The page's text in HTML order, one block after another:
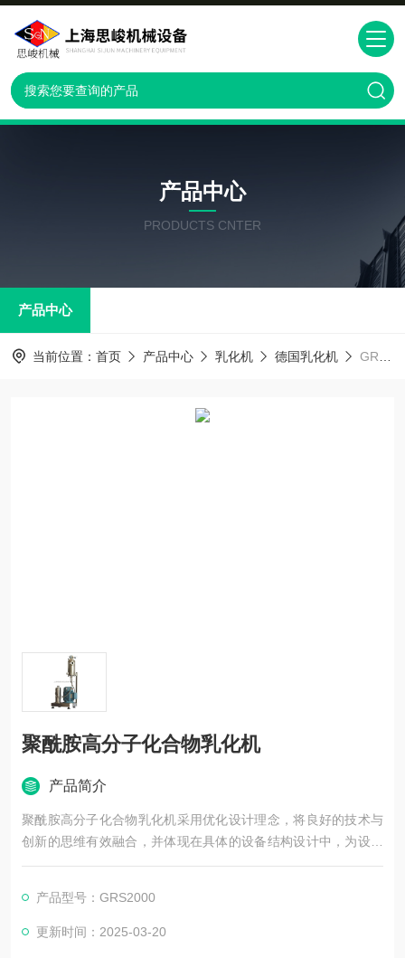
产品中心
PRODUCTS CNTER
产品中心
当前位置： 首页 产品中心 乳化机 德国乳化机 GRS2000聚酰胺高分子化合物乳化机
聚酰胺高分子化合物乳化机
产品简介
聚酰胺高分子化合物乳化机采用优化设计理念，将良好的技术与
创新的思维有效融合，并体现在具体的设备结构设计中，为设备
稳定运行提供了保证. 立式分体结构，精密的零部件配合运转平
封，并通冷媒对密封部分进行冷却，把泄露概率降到低，保证机
器连续24小时不停机运行。
产品型号：GRS2000
更新时间：2025-03-20